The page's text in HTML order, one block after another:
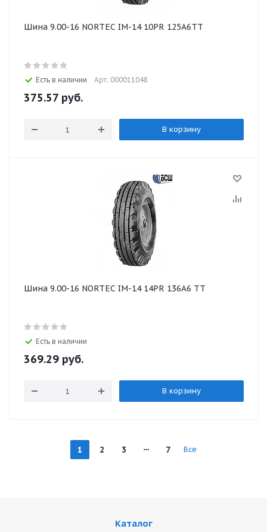
Шина 9.00-16 NORTEC IM-14 10PR 125А6ТТ
Есть в наличии Арт: 000011048
375.57 руб.
В корзину
Шина 9.00-16 NORTEC IM-14 14PR 136А6 ТТ
Есть в наличии
369.29 руб.
В корзину
1 2 3 7 Все
Каталог